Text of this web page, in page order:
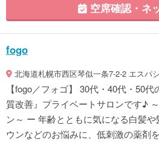
空席確認・ネ
fogo
北海道札幌市西区琴似一条7-2-2 エスパ
【fogo／フォゴ】 30代・40代・50
質改善』プライベートサロンです♪
ン～ ー 年齢とともに気になる白髪
ウンなどのお悩みに、低刺激の薬剤